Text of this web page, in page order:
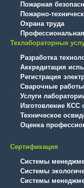
Пожарная
Пожарно-
Охрана труда
Техлабораторные
Разработка
Аккредитация
Регистрация
Сварочные
Услуги
Изготовление КСС
Техническое
Оценка
Сертификация
Системы
Системы
Системы